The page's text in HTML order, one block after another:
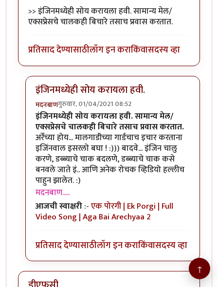
>> इंजिनमध्येही सोय करायला हवी. सामान्य मेल/
एक्सप्रेसचे चालकही बिचारे तसाच प्रवास करतात.
प्रतिसाद देण्यासाठीलॉग इन कराकिंवासदस्य व्हा
इंजिनमध्येही सोय करायला हवी.
मदनबाणगुरुवार, 01/04/2021 08:52
In reply toम बाbyहेमंतकुमार
इंजिनमध्येही सोय करायला हवी. सामान्य मेल/
एक्सप्रेसचे चालकही बिचारे तसाच प्रवास करतात.
अर्रेच्या होय... मालगाडीच्या गार्डचाच इचार करताना
इजिंनवाल इसरलो बघा ! :))) बादवे... इंजिन चालु
करणे, डब्ब्याचे चाक बदलणे, डब्ब्याचे चाक कसे
बनवले जाते इं.. आणि अनेक रोचक व्हिडियो हल्लीच
पाहुन झालेत. :)
मदनबाण.....
आजची स्वाक्षरी:-एक पोरगी | Ek Porgi | Full
Video Song | Aga Bai Arechyaa 2
प्रतिसाद देण्यासाठीलॉग इन कराकिंवासदस्य व्हा
↑